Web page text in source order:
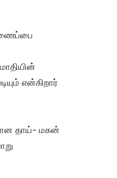
என்கிறார்
தாய்- மகன்